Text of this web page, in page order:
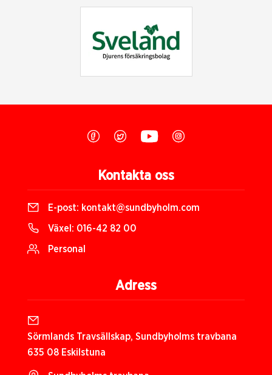
Kontakta oss
E-post: kontakt@sundbyholm.com
Växel: 016-42 82 00
Personal
Adress
Sörmlands Travsällskap, Sundbyholms travbana
635 08 Eskilstuna